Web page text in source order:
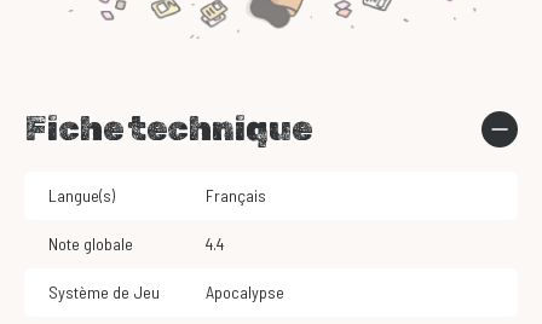
Fiche technique
Langue(s) Français
Note globale 4.4
Système de Jeu Apocalypse